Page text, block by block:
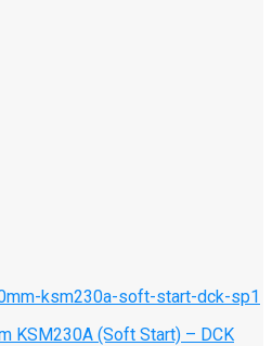
KSM230A (Soft Start) – DCK